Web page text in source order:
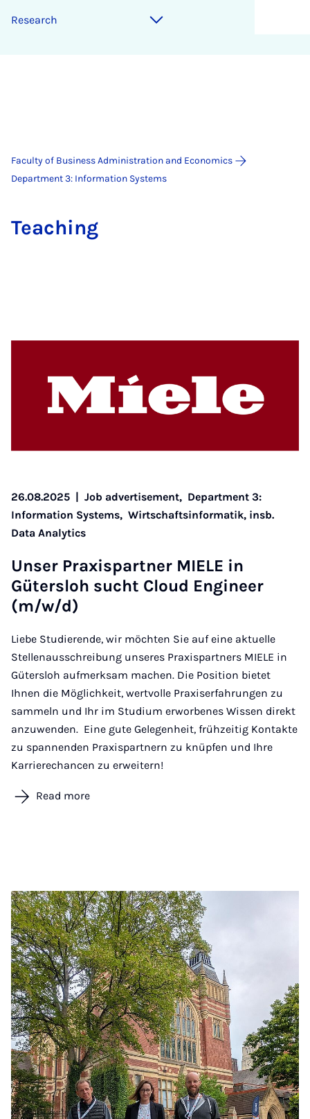
Re­search
Faculty of Business Administration and Economics
Department 3: Information Systems
Teach­ing
26.08.2025 Job advertisement, Department 3:
Information Systems, Wirtschaftsinformatik, insb.
Data Analytics
Un­ser Prax­is­part­ner MIELE in
Gütersloh sucht Cloud En­gin­eer
(m/w/d)
Liebe Studierende, wir möchten Sie auf eine aktuelle
Stellenausschreibung unseres Praxispartners MIELE in
Gütersloh aufmerksam machen. Die Position bietet
Ihnen die Möglichkeit, wertvolle Praxiserfahrungen zu
sammeln und Ihr im Studium erworbenes Wissen direkt
anzuwenden. Eine gute Gelegenheit, frühzeitig Kontakte
zu spannenden Praxispartnern zu knüpfen und Ihre
Karrierechancen zu erweitern!
Read more